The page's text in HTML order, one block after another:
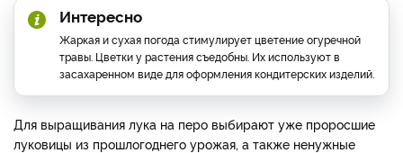
Интересно
Жаркая и сухая погода стимулирует цветение огуречной
травы. Цветки у растения съедобны. Их используют в
засахаренном виде для оформления кондитерских изделий.
Для выращивания лука на перо выбирают уже проросшие
луковицы из прошлогоднего урожая, а также ненужные